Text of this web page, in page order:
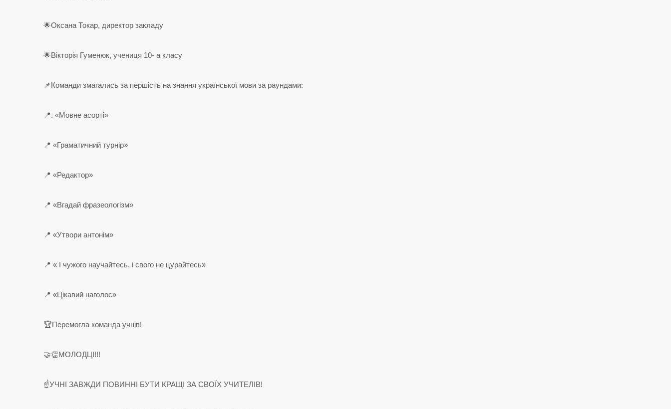
🌟Оксана Токар, директор закладу
🌟Вікторія Гуменюк, учениця 10- а класу
📌Команди змагались за першість на знання української мови за раундами:
📍. «Мовне асорті»
📍 «Граматичний турнір»
📍 «Редактор»
📍 «Вгадай фразеологізм»
📍 «Утвори антонім»
📍 « І чужого научайтесь, і свого не цурайтесь»
📍 «Цікавий наголос»
🏆Перемогла команда учнів!
🤝👏МОЛОДЦІ!!!
☝️УЧНІ ЗАВЖДИ ПОВИННІ БУТИ КРАЩІ ЗА СВОЇХ УЧИТЕЛІВ!